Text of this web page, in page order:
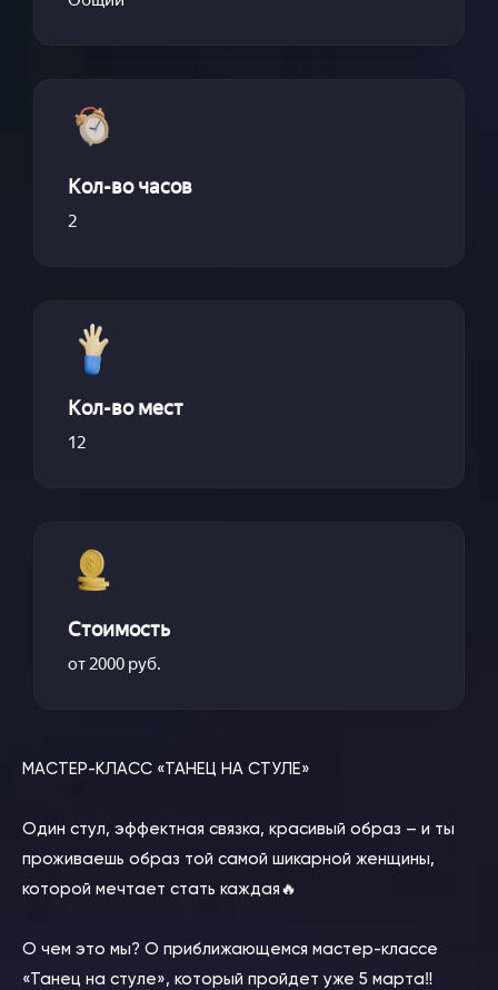
Кол-во часов
2
Кол-во мест
12
Стоимость
от 2000 руб.
МАСТЕР-КЛАСС «ТАНЕЦ НА СТУЛЕ»
Один стул, эффектная связка, красивый образ – и ты
проживаешь образ той самой шикарной женщины,
которой мечтает стать каждая🔥
О чем это мы? О приближающемся мастер-классе
«Танец на стуле», который пройдет уже 5 марта‼️